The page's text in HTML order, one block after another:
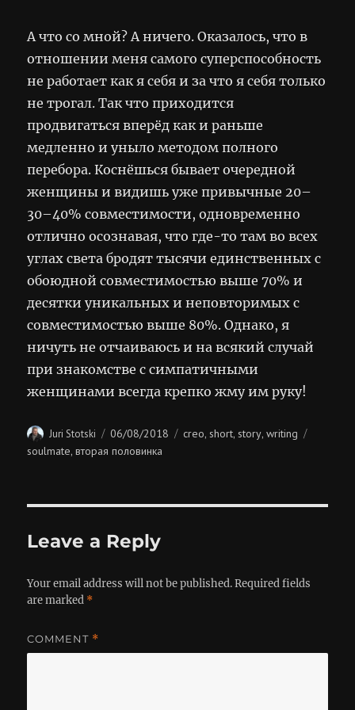
А что со мной? А ничего. Оказалось, что в
отношении меня самого суперспособность
не работает как я себя и за что я себя только
не трогал. Так что приходится
продвигаться вперёд как и раньше
медленно и уныло методом полного
перебора. Коснёшься бывает очередной
женщины и видишь уже привычные 20–
30–40% совместимости, одновременно
отлично осознавая, что где-то там во всех
углах света бродят тысячи единственных с
обоюдной совместимостью выше 70% и
десятки уникальных и неповторимых с
совместимостью выше 80%. Однако, я
ничуть не отчаиваюсь и на всякий случай
при знакомстве с симпатичными
женщинами всегда крепко жму им руку!
Author
Juri Stotski
Posted
on
06/08/2018 Categories
creo, short, story,writing
soulmate,вторая половинка
Leave a Reply
Your email address will not be published. Required fields
are marked *
COMMENT *